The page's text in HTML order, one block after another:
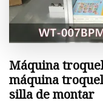
Máquina
máquina
silla de montar